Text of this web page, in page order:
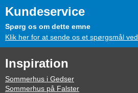
Kundeservice
Spørg os om dette emne
Klik her for at sende os et spørgsmål
Inspiration
Sommerhus i Gedser
Sommerhus på Falster